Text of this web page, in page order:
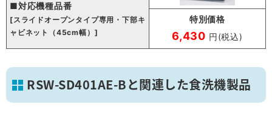
■対応機種品番
[スライドオープンタイプ専用・下部キ
ャビネット（45cm幅）]
特別価格
6,430 円(税込)
RSW-SD401AE-Bと関連した食洗機製品